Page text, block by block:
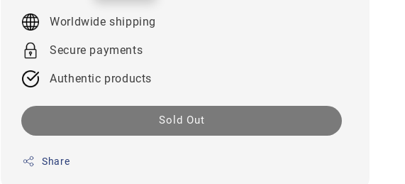
price
Worldwide shipping
Secure payments
Authentic products
Sold Out
Share